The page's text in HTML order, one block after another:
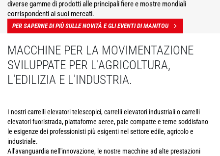
diverse gamme di prodotti alle principali fiere e mostre mondiali
corrispondenti ai suoi mercati.
PER SAPERNE DI PIÙ SULLE NOVITÀ E GLI EVENTI DI MANITOU
MACCHINE PER LA MOVIMENTAZIONE
SVILUPPATE PER L'AGRICOLTURA,
L'EDILIZIA E L'INDUSTRIA.
I nostri carrelli elevatori telescopici, carrelli elevatori industriali o carrelli
elevatori fuoristrada, piattaforme aeree, pale compatte e terne soddisfano
le esigenze dei professionisti più esigenti nel settore edile, agricolo e
industriale.
All'avanguardia nell'innovazione, le nostre macchine ad alte prestazioni